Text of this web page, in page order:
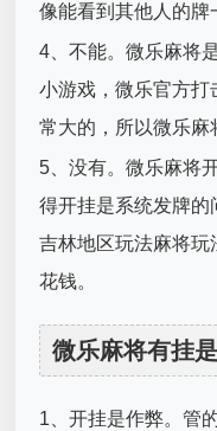
像能看到其他人的牌
4、不能。微乐麻将
小游戏，微乐官方
常大的，所以微乐麻
5、没有。微乐麻将
得开挂是系统发牌的
吉林地区玩法麻将玩
花钱。
微乐麻将有挂
1、开挂是作弊。管